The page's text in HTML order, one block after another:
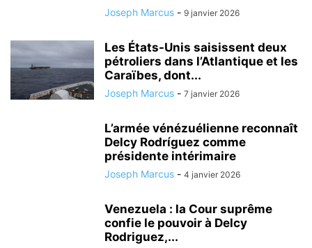
Joseph Marcus - 9 janvier 2026
Les États-Unis saisissent deux
pétroliers dans l’Atlantique et les
Caraïbes, dont...
Joseph Marcus - 7 janvier 2026
L’armée vénézuélienne reconnaît
Delcy Rodríguez comme
présidente intérimaire
Joseph Marcus - 4 janvier 2026
Venezuela : la Cour suprême
confie le pouvoir à Delcy
Rodriguez,...